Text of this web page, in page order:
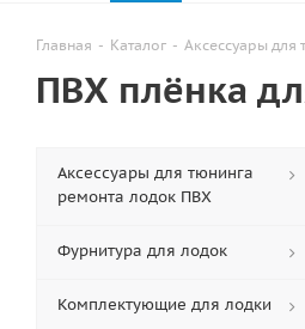
Главная - Каталог - Аксессуары для
ПВХ плёнка
Аксессуары для тюнинга
ремонта лодок ПВХ
Фурнитура для лодок
Комплектующие для лодки